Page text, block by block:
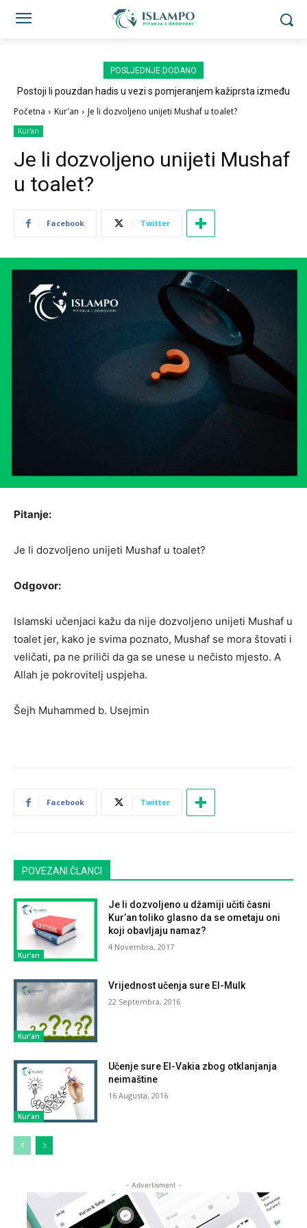
POSLJEDNJE DODANO
Postoji li pouzdan hadis u vezi s pomjeranjem kažiprsta između
Početna Kur'an Je li dozvoljeno unijeti Mushaf u toalet?
Kur'an
Je li dozvoljeno unijeti Mushaf
u toalet?
Facebook Twitter
Pitanje:
Je li dozvoljeno unijeti Mushaf u toalet?
Odgovor:
Islamski učenjaci kažu da nije dozvoljeno unijeti Mushaf u
toalet jer, kako je svima poznato, Mushaf se mora štovati i
veličati, pa ne priliči da ga se unese u nečisto mjesto. A
Allah je pokrovitelj uspjeha.
Šejh Muhammed b. Usejmin
Facebook Twitter
POVEZANI ČLANCI
Kur'an
Je li dozvoljeno u džamiji učiti časni
Kur’an toliko glasno da se ometaju oni
koji obavljaju namaz?
4 Novembra, 2017
Kur'an
Vrijednost učenja sure El-Mulk
22 Septembra, 2016
Kur'an
Učenje sure El-Vakia zbog otklanjanja
neimaštine
16 Augusta, 2016
- Advertisment -